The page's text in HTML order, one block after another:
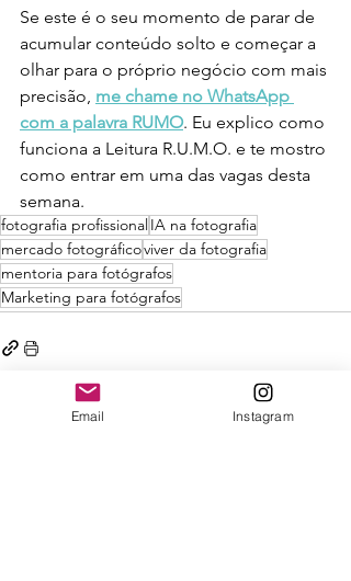
Se este é o seu momento de parar de
acumular conteúdo solto e começar a
olhar para o próprio negócio com mais
precisão, me chame no WhatsApp
com a palavra RUMO. Eu explico como
funciona a Leitura R.U.M.O. e te mostro
como entrar em uma das vagas desta
semana.
fotografia profissionalIA na fotografia
mercado fotográficoviver da fotografia
mentoria para fotógrafos
Marketing para fotógrafos
Email Instagram